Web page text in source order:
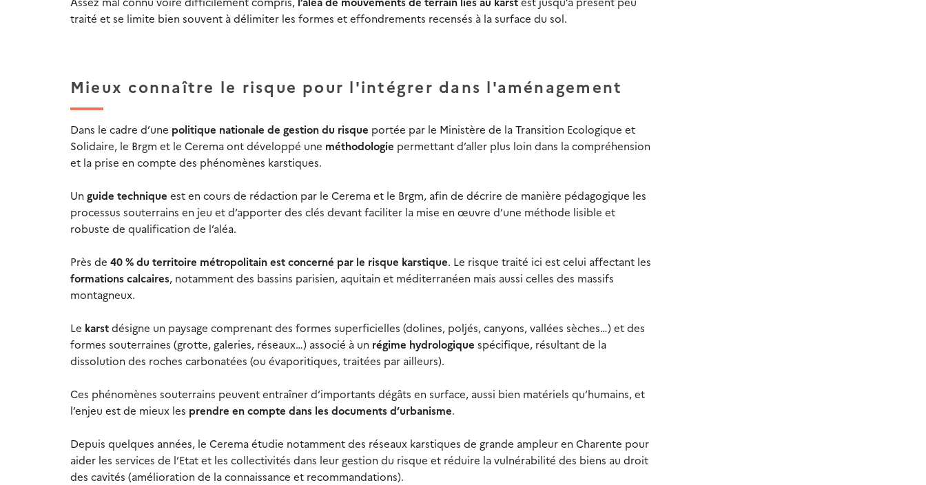
traité et se limite bien souvent à délimiter les formes et effondrements recensés à la surface du sol.
Mieux connaître le risque pour l'intégrer dans l'aménagement
Dans le cadre d’une politique nationale de gestion du risque portée par le Ministère de la Transition Ecologique et
Solidaire, le Brgm et le Cerema ont développé une méthodologie permettant d’aller plus loin dans la compréhension
et la prise en compte des phénomènes karstiques.
Un guide technique est en cours de rédaction par le Cerema et le Brgm, afin de décrire de manière pédagogique les
processus souterrains en jeu et d’apporter des clés devant faciliter la mise en œuvre d’une méthode lisible et
robuste de qualification de l’aléa.
Près de 40 % du territoire métropolitain est concerné par le risque karstique. Le risque traité ici est celui affectant les
formations calcaires, notamment des bassins parisien, aquitain et méditerranéen mais aussi celles des massifs
montagneux.
Le karstdésigne un paysage comprenant des formes superficielles (dolines, poljés, canyons, vallées sèches…) et des
formes souterraines (grotte, galeries, réseaux…) associé à un régime hydrologique spécifique, résultant de la
dissolution des roches carbonatées (ou évaporitiques, traitées par ailleurs).
Ces phénomènes souterrains peuvent entraîner d’importants dégâts en surface, aussi bien matériels qu’humains, et
l’enjeu est de mieux les prendre en compte dans les documents d’urbanisme.
Depuis quelques années, le Cerema étudie notamment des réseaux karstiques de grande ampleur en Charente pour
aider les services de l’Etat et les collectivités dans leur gestion du risque et réduire la vulnérabilité des biens au droit
des cavités (amélioration de la connaissance et recommandations).